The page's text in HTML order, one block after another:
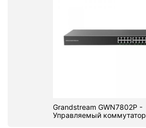
Grandstream GWN7802P -
Управляемый коммутатор